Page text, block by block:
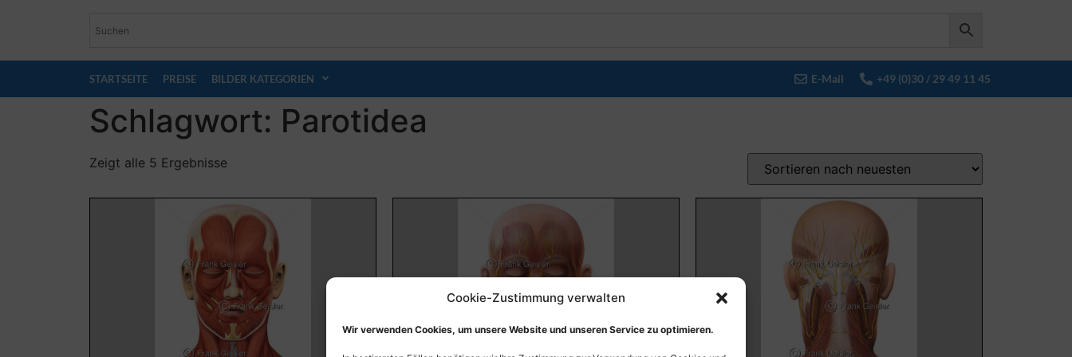
Cookie-Zustimmung verwalten
Wir verwenden Cookies, um unsere Website und unseren Service zu optimieren.
STARTSEITE PREISE BILDER KATEGORIEN E-Mail +49 (0)30 / 29 49 11 45
Schlagwort: Parotidea
Zeigt alle 5 Ergebnisse